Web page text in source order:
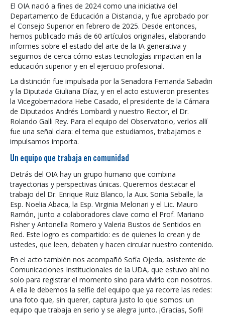
El OIA nació a fines de 2024 como una iniciativa del
Departamento de Educación a Distancia, y fue aprobado por
el Consejo Superior en febrero de 2025. Desde entonces,
hemos publicado más de 60 artículos originales, elaborando
informes sobre el estado del arte de la IA generativa y
seguimos de cerca cómo estas tecnologías impactan en la
educación superior y en el ejercicio profesional.
La distinción fue impulsada por la Senadora Fernanda Sabadin
y la Diputada Giuliana Díaz, y en el acto estuvieron presentes
la Vicegobernadora Hebe Casado, el presidente de la Cámara
de Diputados Andrés Lombardi y nuestro Rector, el Dr.
Rolando Galli Rey. Para el equipo del Observatorio, verlos allí
fue una señal clara: el tema que estudiamos, trabajamos e
impulsamos importa.
Un equipo que trabaja en comunidad
Detrás del OIA hay un grupo humano que combina
trayectorias y perspectivas únicas. Queremos destacar el
trabajo del Dr. Enrique Ruiz Blanco, la Aux. Sonia Seballe, la
Esp. Noelia Abaca, la Esp. Virginia Melonari y el Lic. Mauro
Ramón, junto a colaboradores clave como el Prof. Mariano
Fisher y Antonella Romero y Valeria Bustos de Sentidos en
Red. Este logro es compartido: es de quienes lo crean y de
ustedes, que leen, debaten y hacen circular nuestro contenido.
En el acto también nos acompañó Sofía Ojeda, asistente de
Comunicaciones Institucionales de la UDA, que estuvo ahí no
solo para registrar el momento sino para vivirlo con nosotros.
A ella le debemos la selfie del equipo que ya recorre las redes:
una foto que, sin querer, captura justo lo que somos: un
equipo que trabaja en serio y se alegra junto. ¡Gracias, Sofi!